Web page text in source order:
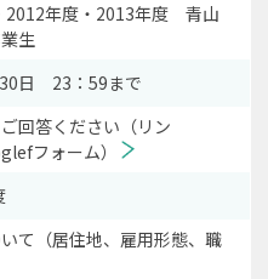
2012年度・2013年度 青山
生
日 23：59まで
回答ください（リン
フォーム）
て（居住地、雇用形態、職